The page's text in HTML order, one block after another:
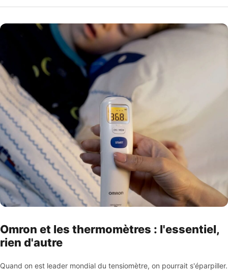
Omron et les thermomètres : l'essentiel,
rien d'autre
Quand on est leader mondial du tensiomètre, on pourrait s'éparpiller.